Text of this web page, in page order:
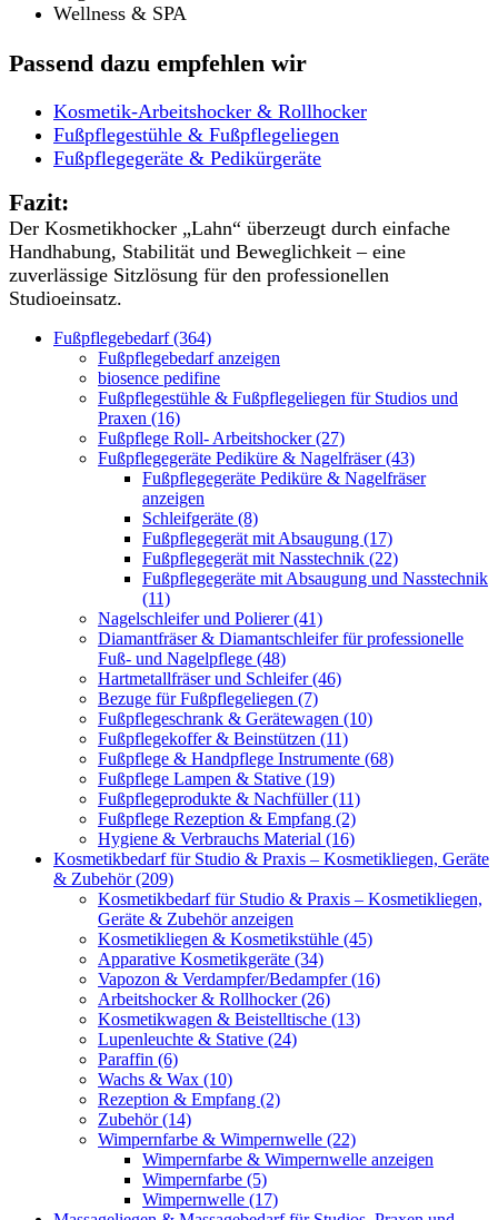
Wellness & SPA
Passend dazu empfehlen wir
Kosmetik-Arbeitshocker & Rollhocker
Fußpflegestühle & Fußpflegeliegen
Fußpflegegeräte & Pedikürgeräte
Fazit:
Der Kosmetikhocker „Lahn“ überzeugt durch einfache
Handhabung, Stabilität und Beweglichkeit – eine
zuverlässige Sitzlösung für den professionellen
Studioeinsatz.
Fußpflegebedarf (364)
Fußpflegebedarf anzeigen
biosence pedifine
Fußpflegestühle & Fußpflegeliegen für Studios und
Praxen (16)
Fußpflege Roll- Arbeitshocker (27)
Fußpflegegeräte Pediküre & Nagelfräser (43)
Fußpflegegeräte Pediküre & Nagelfräser
anzeigen
Schleifgeräte (8)
Fußpflegegerät mit Absaugung (17)
Fußpflegegerät mit Nasstechnik (22)
Fußpflegegeräte mit Absaugung und Nasstechnik
(11)
Nagelschleifer und Polierer (41)
Diamantfräser & Diamantschleifer für professionelle
Fuß- und Nagelpflege (48)
Hartmetallfräser und Schleifer (46)
Bezuge für Fußpflegeliegen (7)
Fußpflegeschrank & Gerätewagen (10)
Fußpflegekoffer & Beinstützen (11)
Fußpflege & Handpflege Instrumente (68)
Fußpflege Lampen & Stative (19)
Fußpflegeprodukte & Nachfüller (11)
Fußpflege Rezeption & Empfang (2)
Hygiene & Verbrauchs Material (16)
Kosmetikbedarf für Studio & Praxis – Kosmetikliegen, Geräte
& Zubehör (209)
Kosmetikbedarf für Studio & Praxis – Kosmetikliegen,
Geräte & Zubehör anzeigen
Kosmetikliegen & Kosmetikstühle (45)
Apparative Kosmetikgeräte (34)
Vapozon & Verdampfer/Bedampfer (16)
Arbeitshocker & Rollhocker (26)
Kosmetikwagen & Beistelltische (13)
Lupenleuchte & Stative (24)
Paraffin (6)
Wachs & Wax (10)
Rezeption & Empfang (2)
Zubehör (14)
Wimpernfarbe & Wimpernwelle (22)
Wimpernfarbe & Wimpernwelle anzeigen
Wimpernfarbe (5)
Wimpernwelle (17)